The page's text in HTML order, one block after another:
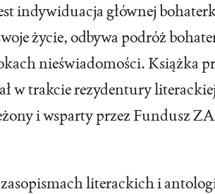
indywiduacja głównej
życie, odbywa podróż
nieświadomości. Książka
w trakcie rezydentury
i wsparty przez Fundusz
literackich i